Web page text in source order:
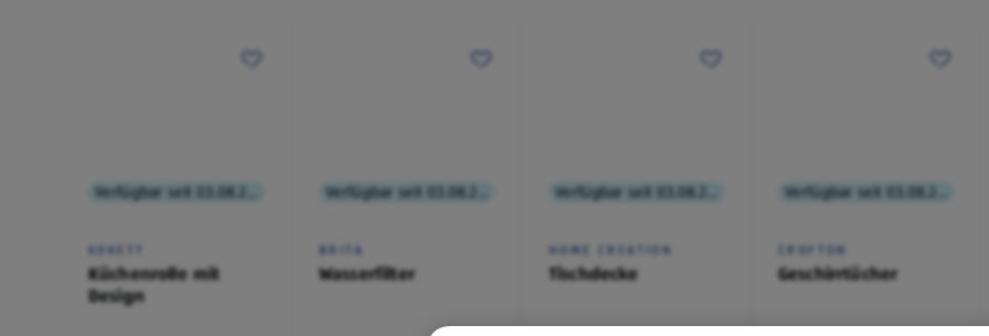
KOKETT
Küchenrolle mit
Design
BRITA
Wasserfilter
HOME CREATION
Tischdecke
CROFTON
Geschirrtücher